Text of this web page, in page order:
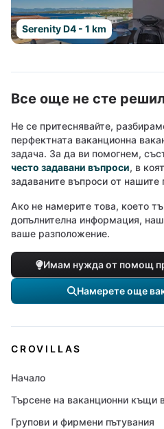
Serenity D4 - 1 km
Все още не сте
Не се притеснявайте,
перфектната ваканционна
задача. За да ви помогнем,
често задавани въпроси, в
задаваните въпроси от нашите
Ако не намерите това, което
допълнителна информация,
ваше разположение.
Имам нужда от помощ
Намерете още
CROVILLAS
Начало
Търсене на ваканционни къщи
Групови и фирмени пътувания